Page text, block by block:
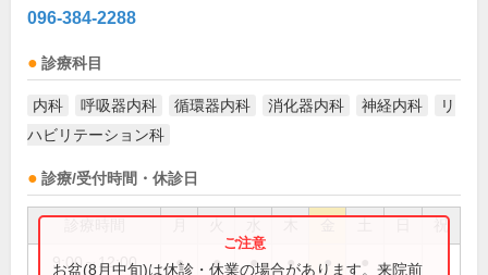
096-384-2288
診療科目
内科 呼吸器内科 循環器内科 消化器内科 神経内科
リ
ハビリテーション科
診療/受付時間・休診日
祝
9:00～12:00 ● ● ● ● ●
お盆(8月中旬)は休診・休業の場合があります。来院前